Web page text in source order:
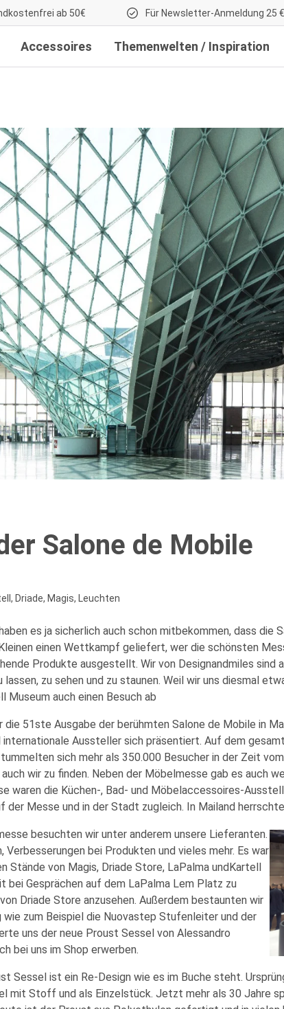
ab 50€ Für Newsletter-Anmeldung 25 €
Accessoires Themenwelten / Inspiration
Salone de Mobile
Driade, Magis, Leuchten
es ja sicherlich auch schon mitbekommen, dass die
einen Wettkampf geliefert, wer die schönsten
Produkte ausgestellt. Wir von Designandmiles sind
zu sehen und zu staunen. Weil wir uns diesmal
auch einen Besuch ab
die 51ste Ausgabe der berühmten Salone de Mobile in
internationale Aussteller sich präsentiert. Auf dem
sich mehr als 350.000 Besucher in der Zeit
wir zu finden. Neben der Möbelmesse gab es auch
waren die Küchen-, Bad- und Möbelaccessoires-
der Messe und in der Stadt zugleich. In Mailand
besuchten wir unter anderem unsere Lieferanten.
bei Produkten und vieles mehr. Es war
Stände von Magis, Driade Store, LaPalma undKartell
bei Gesprächen auf dem LaPalma Lem Platz zu
Driade Store anzusehen. Außerdem bestaunten wir
zum Beispiel die Nuovastep Stufenleiter und der
uns der neue Proust Sessel von Alessandro
bei uns im Shop erwerben.
Sessel ist ein Re-Design wie es im Buche steht.
mit Stoff und als Einzelstück. Jetzt mehr als 30 Jahre